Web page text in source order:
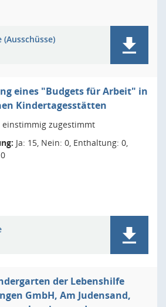
(Ausschüsse)
eines "Budgets für Arbeit" in
Kindertagesstätten
einstimmig zugestimmt
Ja: 15, Nein: 0, Enthaltung: 0,
der Lebenshilfe
GmbH, Am Judensand,